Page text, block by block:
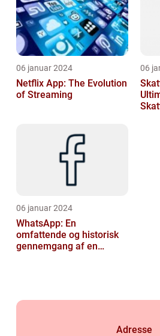
06 januar 2024
Netflix App: The Evolution
of Streaming
06
06 januar 2024
WhatsApp: En
omfattende og historisk
gennemgang af en
Adresse